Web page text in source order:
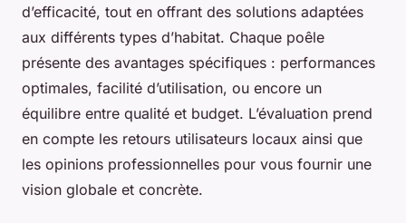
d’efficacité, tout en offrant des solutions adaptées
aux différents types d’habitat. Chaque poêle
présente des avantages spécifiques : performances
optimales, facilité d’utilisation, ou encore un
équilibre entre qualité et budget. L’évaluation prend
en compte les retours utilisateurs locaux ainsi que
les opinions professionnelles pour vous fournir une
vision globale et concrète.